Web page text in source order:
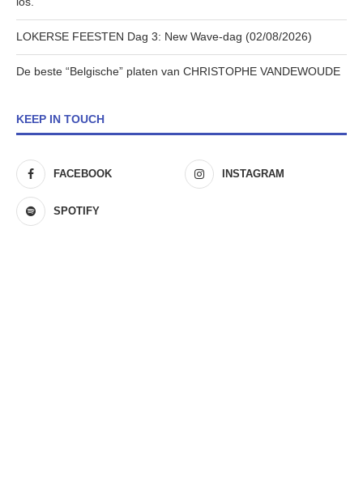
LOKERSE FEESTEN Dag 3: New Wave-dag (02/08/2026)
De beste “Belgische” platen van CHRISTOPHE VANDEWOUDE
KEEP IN TOUCH
FACEBOOK INSTAGRAM
SPOTIFY